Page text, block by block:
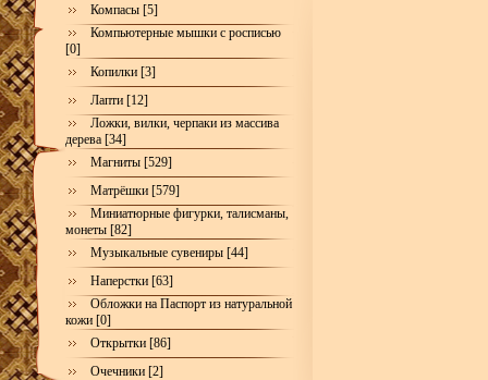
Компасы [5]
Компьютерные мышки с росписью
[0]
Копилки [3]
Лапти [12]
Ложки, вилки, черпаки из массива
дерева [34]
Магниты [529]
Матрёшки [579]
Миниатюрные фигурки, талисманы,
монеты [82]
Музыкальные сувениры [44]
Наперстки [63]
Обложки на Паспорт из натуральной
кожи [0]
Открытки [86]
Очечники [2]